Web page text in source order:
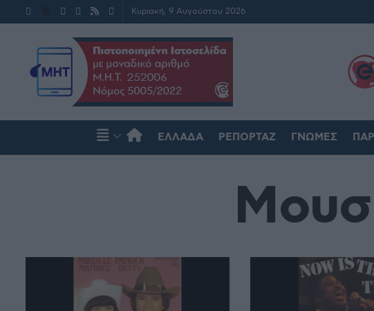
Κυριακή, 9 Αυγούστου 2026
ΕΛΛΆΔΑ ΡΕΠΟΡΤΆΖ ΓΝΏΜΕΣ